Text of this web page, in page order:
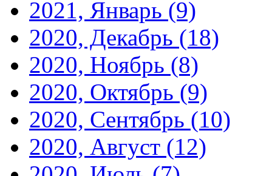
2021, Январь (9)
2020, Декабрь (18)
2020, Ноябрь (8)
2020, Октябрь (9)
2020, Сентябрь (10)
2020, Август (12)